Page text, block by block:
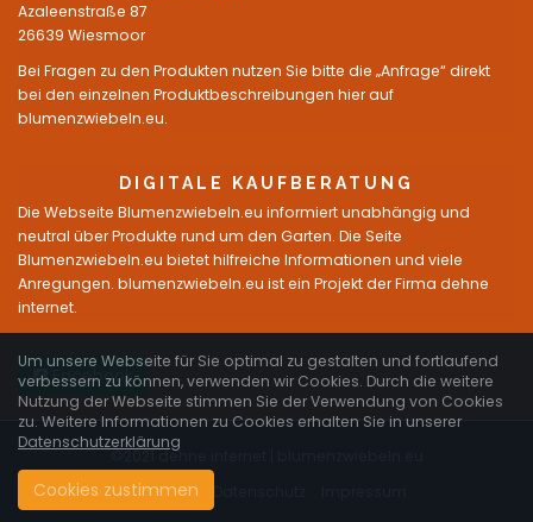
Azaleenstraße 87
26639 Wiesmoor
Bei Fragen zu den Produkten nutzen Sie bitte die „Anfrage“ direkt
bei den einzelnen Produktbeschreibungen hier auf
blumenzwiebeln.eu.
DIGITALE KAUFBERATUNG
Die Webseite Blumenzwiebeln.eu informiert unabhängig und
neutral über Produkte rund um den Garten. Die Seite
Blumenzwiebeln.eu bietet hilfreiche Informationen und viele
Anregungen. blumenzwiebeln.eu ist ein Projekt der Firma dehne
internet.
Facebook
©2021 dehne internet |
Startseite
Um unsere Webseite für Sie optimal zu gestalten und fortlaufend
verbessern zu können, verwenden wir Cookies. Durch die weitere
Nutzung der Webseite stimmen Sie der Verwendung von Cookies
zu. Weitere Informationen zu Cookies erhalten Sie in unserer
Datenschutzerklärung
Cookies zustimmen